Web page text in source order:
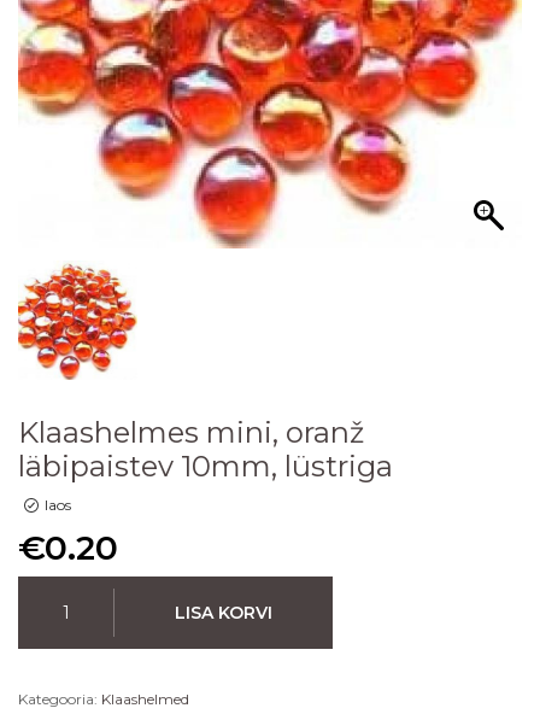
Klaashelmes mini, oranž
läbipaistev 10mm, lüstriga
laos
€0.20
LISA KORVI
Kategooria: Klaashelmed